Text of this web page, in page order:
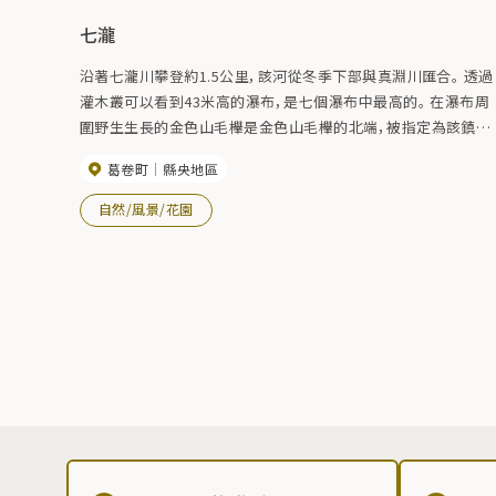
七瀧
沿著七瀧川攀登約1.5公里，該河從冬季下部與真淵川匯合。 透過
灌木叢可以看到43米高的瀑布，是七個瀑布中最高的。 在瀑布周
圍野生生長的金色山毛櫸是金色山毛櫸的北端，被指定為該鎮的
葛卷町 縣央地區
自然/風景/花園